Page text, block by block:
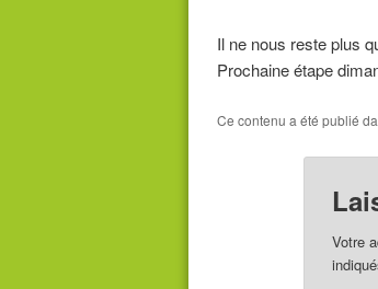
Il ne nous reste plus
Prochaine étape
Ce contenu a été publié
Votre